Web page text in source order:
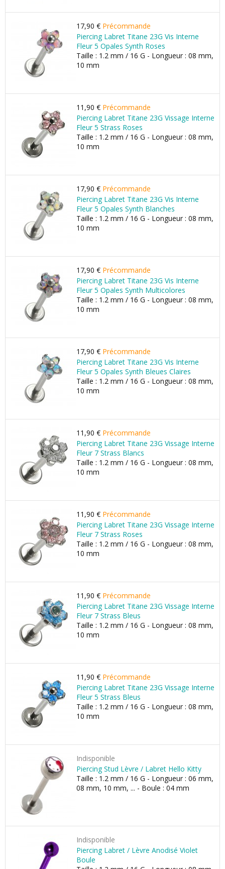
17,90 € Précommande
Piercing Labret Titane 23G Vis Interne
Fleur 5 Opales Synth Roses
Taille : 1.2 mm / 16 G - Longueur : 08 mm,
10 mm
11,90 € Précommande
Piercing Labret Titane 23G Vissage Interne
Fleur 5 Strass Roses
Taille : 1.2 mm / 16 G - Longueur : 08 mm,
10 mm
17,90 € Précommande
Piercing Labret Titane 23G Vis Interne
Fleur 5 Opales Synth Blanches
Taille : 1.2 mm / 16 G - Longueur : 08 mm,
10 mm
17,90 € Précommande
Piercing Labret Titane 23G Vis Interne
Fleur 5 Opales Synth Multicolores
Taille : 1.2 mm / 16 G - Longueur : 08 mm,
10 mm
17,90 € Précommande
Piercing Labret Titane 23G Vis Interne
Fleur 5 Opales Synth Bleues Claires
Taille : 1.2 mm / 16 G - Longueur : 08 mm,
10 mm
11,90 € Précommande
Piercing Labret Titane 23G Vissage Interne
Fleur 7 Strass Blancs
Taille : 1.2 mm / 16 G - Longueur : 08 mm,
10 mm
11,90 € Précommande
Piercing Labret Titane 23G Vissage Interne
Fleur 7 Strass Roses
Taille : 1.2 mm / 16 G - Longueur : 08 mm,
10 mm
11,90 € Précommande
Piercing Labret Titane 23G Vissage Interne
Fleur 7 Strass Bleus
Taille : 1.2 mm / 16 G - Longueur : 08 mm,
10 mm
11,90 € Précommande
Piercing Labret Titane 23G Vissage Interne
Fleur 5 Strass Bleus
Taille : 1.2 mm / 16 G - Longueur : 08 mm,
10 mm
Indisponible
Piercing Stud Lèvre / Labret Hello Kitty
Taille : 1.2 mm / 16 G - Longueur : 06 mm,
08 mm, 10 mm, ... - Boule : 04 mm
Indisponible
Piercing Labret / Lèvre Anodisé Violet
Boule